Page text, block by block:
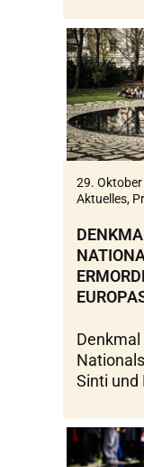
29.
Aktuelles,
Sinti und